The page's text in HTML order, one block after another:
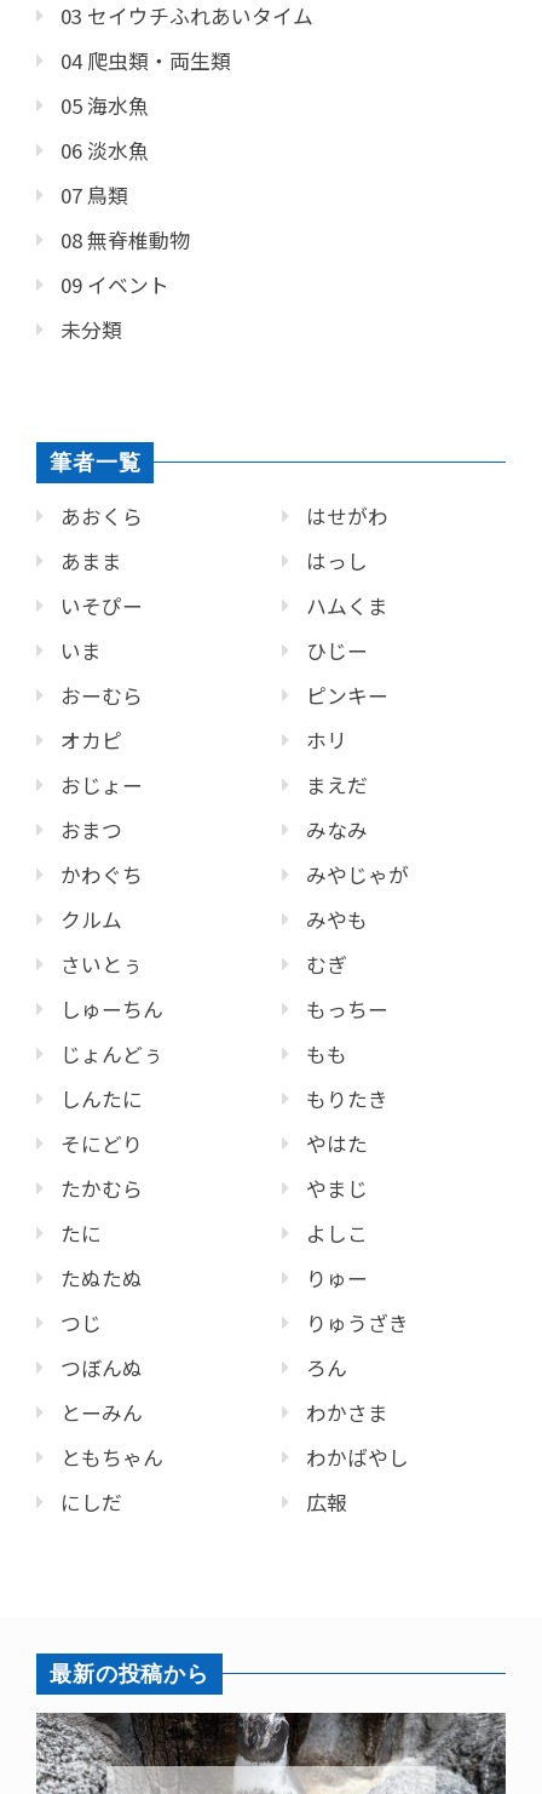
03 セイウチふれあいタイム
04 爬虫類・両生類
05 海水魚
06 淡水魚
07 鳥類
08 無脊椎動物
09 イベント
未分類
筆者一覧
あおくら
あまま
いそぴー
いま
おーむら
オカピ
おじょー
おまつ
かわぐち
クルム
さいとぅ
しゅーちん
じょんどぅ
しんたに
そにどり
たかむら
たに
たぬたぬ
つじ
つぼんぬ
とーみん
ともちゃん
にしだ
はせがわ
はっし
ハムくま
ひじー
ピンキー
ホリ
まえだ
みなみ
みやじゃが
みやも
むぎ
もっちー
もも
もりたき
やはた
やまじ
よしこ
りゅー
りゅうざき
ろん
わかさま
わかばやし
広報
最新の投稿から